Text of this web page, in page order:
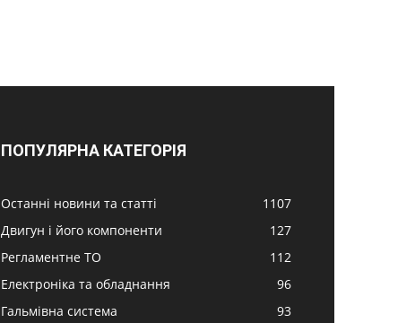
ПОПУЛЯРНА КАТЕГОРІЯ
Останні новини та статті
1107
Двигун і його компоненти
127
Регламентне ТО
112
Електроніка та обладнання
96
Гальмівна система
93